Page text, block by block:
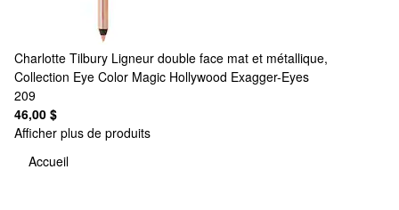
Charlotte Tilbury Ligneur double face mat et métallique,
Collection Eye Color Magic Hollywood Exagger-Eyes
209
46,00 $
Afficher plus de produits
Accueil